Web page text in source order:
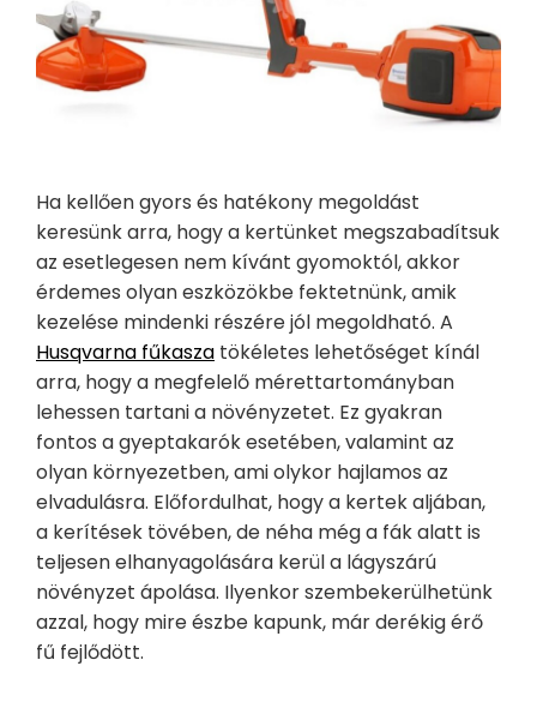
Ha kellően gyors és hatékony megoldást
keresünk arra, hogy a kertünket megszabadítsuk
az esetlegesen nem kívánt gyomoktól, akkor
érdemes olyan eszközökbe fektetnünk, amik
kezelése mindenki részére jól megoldható. A
Husqvarna fűkasza tökéletes lehetőséget kínál
arra, hogy a megfelelő mérettartományban
lehessen tartani a növényzetet. Ez gyakran
fontos a gyeptakarók esetében, valamint az
olyan környezetben, ami olykor hajlamos az
elvadulásra. Előfordulhat, hogy a kertek aljában,
a kerítések tövében, de néha még a fák alatt is
teljesen elhanyagolására kerül a lágyszárú
növényzet ápolása. Ilyenkor szembekerülhetünk
azzal, hogy mire észbe kapunk, már derékig érő
fű fejlődött.